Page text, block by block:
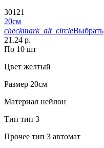
30121
20см
checkmark_alt_circleВыбрать
21.24 р.
По 10 шт
Цвет желтый
Размер 20см
Материал нейлон
Тип тип 3
Прочее тип 3 автомат